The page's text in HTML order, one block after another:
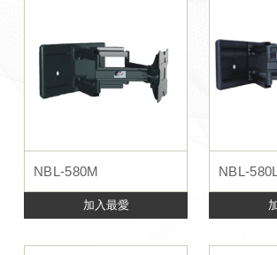
NBL-580M
加入最愛
NBL-580L